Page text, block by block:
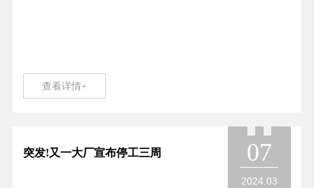
查看详情+
突发!又一大厂宣布停工三周 07
2024.03